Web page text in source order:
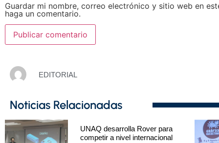
Guardar mi nombre, correo electrónico y sitio web en
haga un comentario.
EDITORIAL
Noticias Relacionadas
UNAQ desarrolla Rover para
competir a nivel internacional